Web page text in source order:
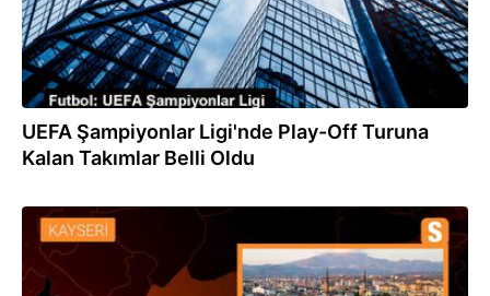
UEFA Şampiyonlar Ligi'nde Play-Off Turuna
Kalan Takımlar Belli Oldu
16.08.2023